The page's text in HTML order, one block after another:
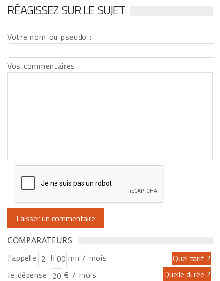
RÉAGISSEZ SUR LE SUJET
Votre nom ou pseudo :
Vos commentaires :
COMPARATEURS
J'appelle h
mn / mois
Je dépense
€ / mois